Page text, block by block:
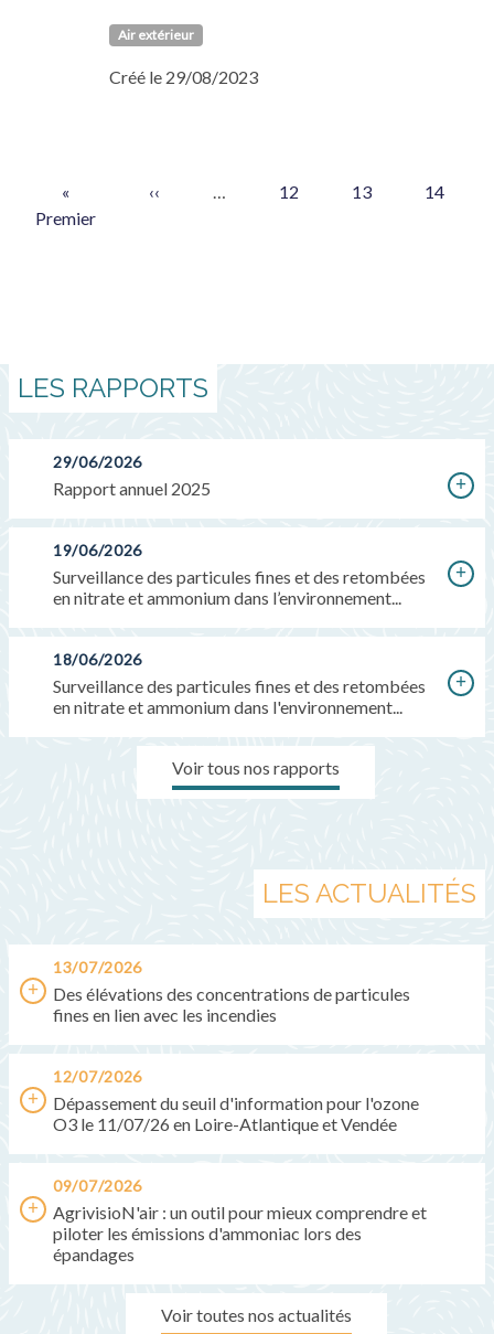
Air extérieur
Créé le 29/08/2023
Première page
«
Premier
Page précédente
‹‹ … Page
12 Page
13 Page
14
LES RAPPORTS
29/06/2026
Rapport annuel 2025
19/06/2026
Surveillance des particules fines et des retombées
en nitrate et ammonium dans l’environnement...
18/06/2026
Surveillance des particules fines et des retombées
en nitrate et ammonium dans l'environnement...
Voir tous nos rapports
LES ACTUALITÉS
13/07/2026
Des élévations des concentrations de particules
fines en lien avec les incendies
12/07/2026
Dépassement du seuil d'information pour l'ozone
O3 le 11/07/26 en Loire-Atlantique et Vendée
09/07/2026
AgrivisioN'air : un outil pour mieux comprendre et
piloter les émissions d'ammoniac lors des
épandages
Voir toutes nos actualités